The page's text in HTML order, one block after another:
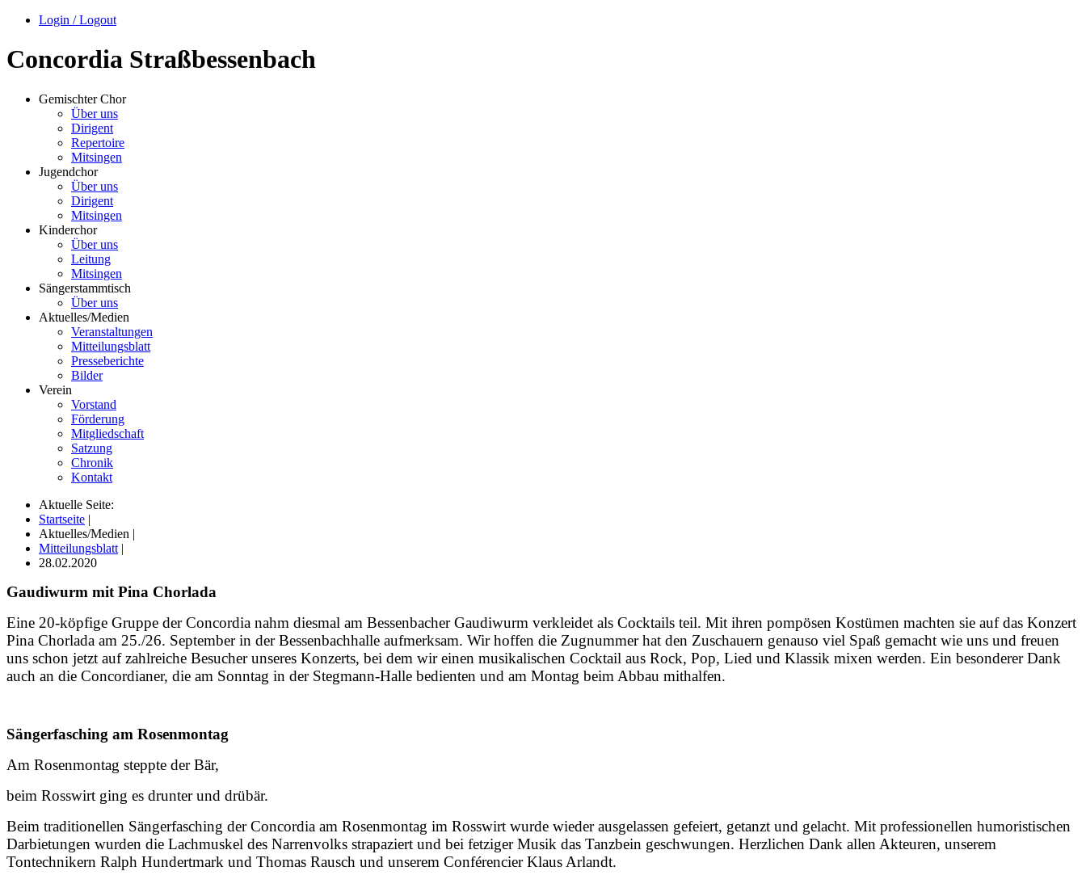
Login / Logout
Concordia Straßbessenbach
Gemischter Chor
Über uns
Dirigent
Repertoire
Mitsingen
Jugendchor
Über uns
Dirigent
Mitsingen
Kinderchor
Über uns
Leitung
Mitsingen
Sängerstammtisch
Über uns
Aktuelles/Medien
Veranstaltungen
Mitteilungsblatt
Presseberichte
Bilder
Verein
Vorstand
Förderung
Mitgliedschaft
Satzung
Chronik
Kontakt
Aktuelle Seite:
Startseite |
Aktuelles/Medien |
Mitteilungsblatt |
28.02.2020
Gaudiwurm mit Pina Chorlada
Eine 20-köpfige Gruppe der Concordia nahm diesmal am Bessenbacher Gaudiwurm verkleidet als Cocktails teil. Mit ihren pompösen Kostümen machten sie auf das Konzert
Pina Chorlada am 25./26. September in der Bessenbachhalle aufmerksam. Wir hoffen die Zugnummer hat den Zuschauern genauso viel Spaß gemacht wie uns und freuen
uns schon jetzt auf zahlreiche Besucher unseres Konzerts, bei dem wir einen musikalischen Cocktail aus Rock, Pop, Lied und Klassik mixen werden. Ein besonderer Dank
auch an die Concordianer, die am Sonntag in der Stegmann-Halle bedienten und am Montag beim Abbau mithalfen.
Sängerfasching am Rosenmontag
Am Rosenmontag steppte der Bär,
beim Rosswirt ging es drunter und drübär.
Beim traditionellen Sängerfasching der Concordia am Rosenmontag im Rosswirt wurde wieder ausgelassen gefeiert, getanzt und gelacht. Mit professionellen humoristischen
Darbietungen wurden die Lachmuskel des Narrenvolks strapaziert und bei fetziger Musik das Tanzbein geschwungen. Herzlichen Dank allen Akteuren, unserem
Tontechnikern Ralph Hundertmark und Thomas Rausch und unserem Conférencier Klaus Arlandt.